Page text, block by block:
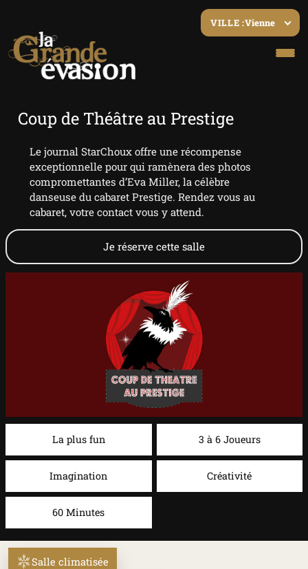
VILLE :Vienne
Coup de Théâtre au Prestige
Le journal StarChoux offre une récompense
exceptionnelle pour qui ramènera des photos
compromettantes d’Eva Miller, la célèbre
danseuse du cabaret Prestige. Rendez vous au
cabaret, votre contact vous y attend.
Je réserve cette salle
La plus fun 3 à 6 Joueurs
Imagination Créativité
60 Minutes
Salle climatisée